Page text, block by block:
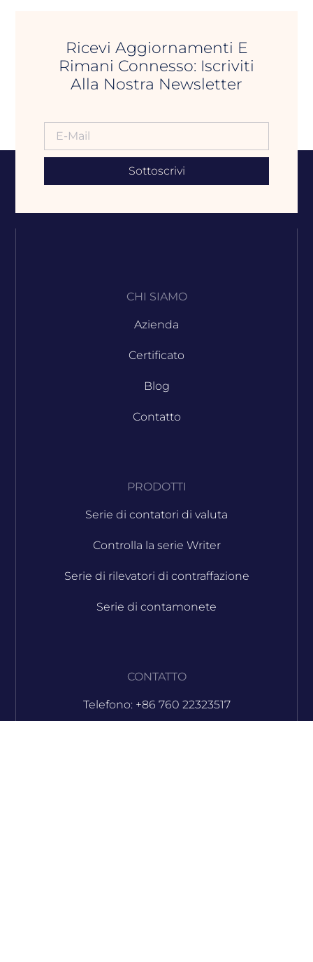
Ricevi Aggiornamenti E
Rimani Connesso: Iscriviti
Alla Nostra Newsletter
Sottoscrivi
CHI SIAMO
Azienda
Certificato
Blog
Contatto
PRODOTTI
Serie di contatori di valuta
Controlla la serie Writer
Serie di rilevatori di contraffazione
Serie di contamonete
CONTATTO
Telefono: +86 760 22323517